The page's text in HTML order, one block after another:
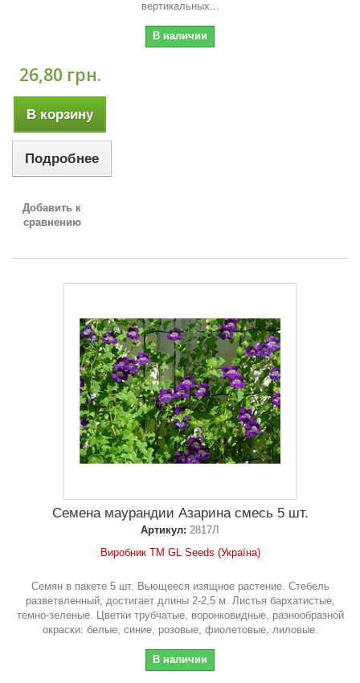
вертикальных...
В наличии
26,80 грн.
В корзину
Подробнее
Добавить к
сравнению
Семена маурандии Азарина смесь 5 шт.
Артикул: 2817Л
Виробник ТМ GL Seeds (Україна)
Семян в пакете 5 шт. Вьющееся изящное растение. Стебель
разветвленный, достигает длины 2-2,5 м. Листья бархатистые,
темно-зеленые. Цветки трубчатые, воронковидные, разнообразной
окраски: белые, синие, розовые, фиолетовые, лиловые.
В наличии